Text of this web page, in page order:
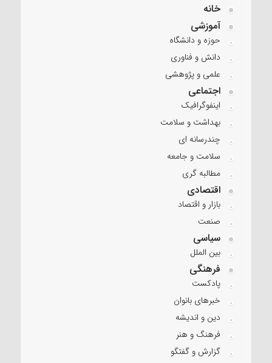
خانه
آموزشی
حوزه و دانشگاه
دانش و فناوری
علمی و پژوهشی
اجتماعی
اینفوگرافیک
بهداشت و سلامت
چندرسانه ای
سلامت و جامعه
مطالبه گری
اقتصادی
بازار و اقتصاد
صنعت
سیاسی
بین الملل
فرهنگی
پادکست
خبرهای بانوان
دین و اندیشه
فرهنگ و هنر
گزارش و گفتگو